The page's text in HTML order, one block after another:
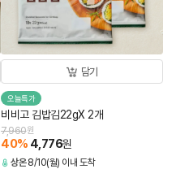
담기
오늘특가
비비고 김밥김22gX 2개
7,960원
40% 4,776원
상온 8/10(월) 이내 도착